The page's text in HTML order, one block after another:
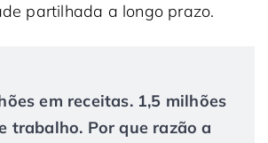
partilhada a longo prazo.
em receitas. 1,5 milhões
trabalho. Por que razão a